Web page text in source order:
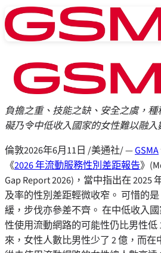
負擔之重、技能之缺、安全之虞，
礙乃令中低收入國家的女性難以融入
倫敦2026年6月11日 /美通社/ —GSMA
《2026 年流動服務性別差距報告》
Gap Report 2026)，當中指出在 2025
及率的性別差距輕微收窄。 可惜的
緩，步伐亦參差不齊。 在中低收入國
性使用流動網路的可能性仍比男性低
來，女性人數比男性少了 2 億，而在